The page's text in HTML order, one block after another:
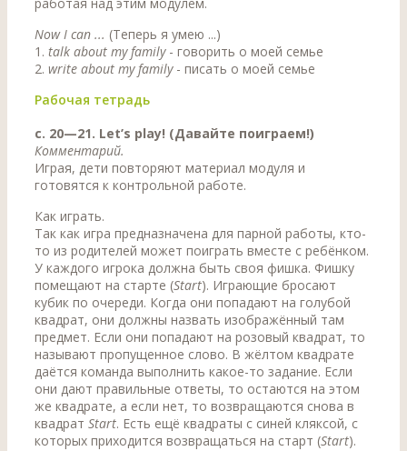
Now I сап ... (Теперь я умею ...)
1. talk about ту family- говорить о моей семье
2. write about ту family- писать о моей семье
Рабочая тетрадь
с. 20—21. Let’s play! (Давайте поиграем!)
Комментарий.
Играя, дети повторяют материал модуля и
готовятся к контрольной работе.
Как играть.
Так как игра предназначена для парной работы, кто-
то из родителей может поиграть вместе с ребёнком.
У каждого игрока должна быть своя фишка. Фишку
помещают на старте (Start). Играющие бросают
кубик по очереди. Когда они попадают на голубой
квадрат, они должны назвать изображённый там
предмет. Если они попадают на розовый квадрат, то
называют пропущенное слово. В жёлтом квадрате
даётся команда выполнить какое-то задание. Если
они дают правильные ответы, то остаются на этом
же квадрате, а если нет, то возвращаются снова в
квадрат Start. Есть ещё квадраты с синей кляксой, с
которых приходится возвращаться на старт (Start).